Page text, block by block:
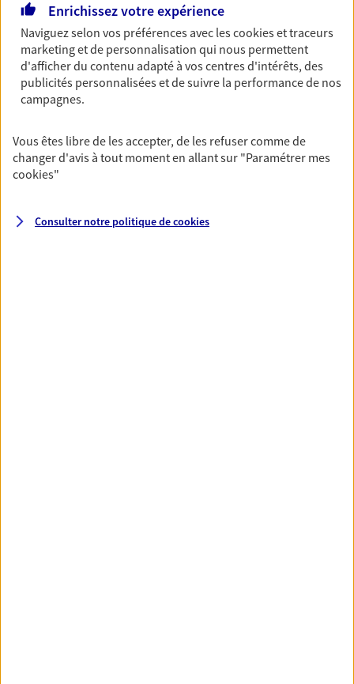
Préparez sereinement ce nouveau chapitre de
votre vie avec les conseils d'un expert. Découvrez
notre solution PER (Plan Epargne Retraite)
spécialement conçue pour la retraite.
Couvrez vos dépenses de santé ainsi que celles de
votre famille avec la complémentaire santé qui
vous ressemble.
Prévoyance
Enrichissez votre expérience
Naviguez selon vos préférences avec lescookies et traceurs
marketing et de personnalisation qui nous permettent
d'afficher du contenu adapté à vos centres d'intérêts, des
publicités personnalisées et de suivre la performance de nos
campagnes.
Vous êtes libre de les accepter, de les refuser comme de
changer d'avis à tout moment en allant sur "Paramétrer mes
cookies"
Consulter notre politique decookies